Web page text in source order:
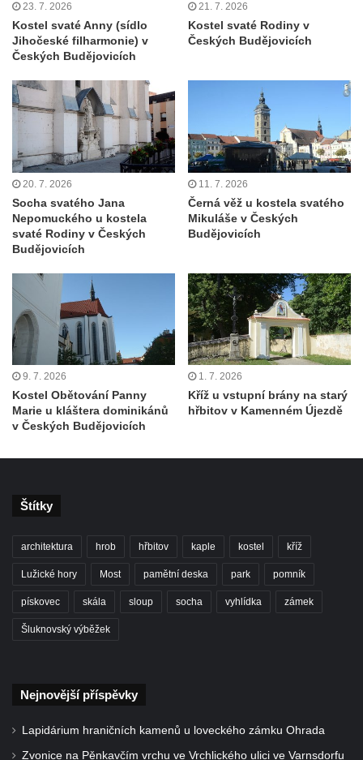
Hřbitovní kaple v Šumburku nad Desnou –
Tanvaldu
Kostel svatého Františka z Assisi v Tanvaldu
Riedlova hrobka v Desné
Kaple svaté Alžběty Durynské v Dolních
Křečanech
Márnice nového hřbitova ve Starých
Křečanech
Bývalá márnice u hřbitova v Dubé
Kostel Nalezení svatého Kříže v Dubé
Úněticích
Kostel svatého Klementa v Levém Hradci
Kostel Wang (Karpacz – Bierutowice,
Polsko)
Skalní kaple Nejsvětější Trojice u Česká
Kamenice
Kostel svatého Vendelína v Perštejně
Kaple svatého Floriána ve Veltěži
Černčic
23. 7. 2026
Kostel svaté Anny (sídlo
Jihočeské filharmonie) v
Českých Budějovicích
21. 7. 2026
Kostel svaté Rodiny v
Českých Budějovicích
20. 7. 2026
Socha svatého Jana
Nepomuckého u kostela
svaté Rodiny v Českých
Budějovicích
11. 7. 2026
Černá věž u kostela svatého
Mikuláše v Českých
Budějovicích
9. 7. 2026
Kostel Obětování Panny
Marie u kláštera dominikánů
v Českých Budějovicích
1. 7. 2026
Kříž u vstupní brány na starý
hřbitov v Kamenném Újezdě
Štítky
architektura hrob hřbitov kaple kostel kříž
Lužické hory Most pamětní deska park pomník
pískovec skála sloup socha vyhlídka zámek
Šluknovský výběžek
Nejnovější příspěvky
Lapidárium hraničních kamenů u loveckého zámku Ohrada
Zvonice na Pěnkavčím vrchu ve Vrchlického ulici ve Varnsdorfu